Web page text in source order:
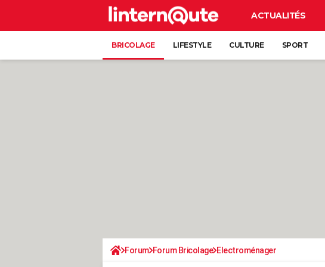
ACTUALITÉS
BRICOLAGE LIFESTYLE CULTURE SPORT
Forum Forum Bricolage Electroménager